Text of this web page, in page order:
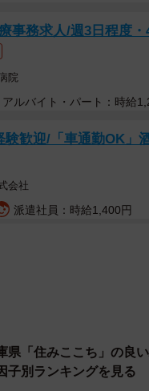
の1位は、4年連続で
昨年4位の「苦楽園口
。トップ10内では、
事務求人/週3日程度
院
アルバイト・パート：時給
験歓迎/「車通勤OK
会社
派遣社員：時給1,400円
県「住みここち」の
子別ランキングを見る